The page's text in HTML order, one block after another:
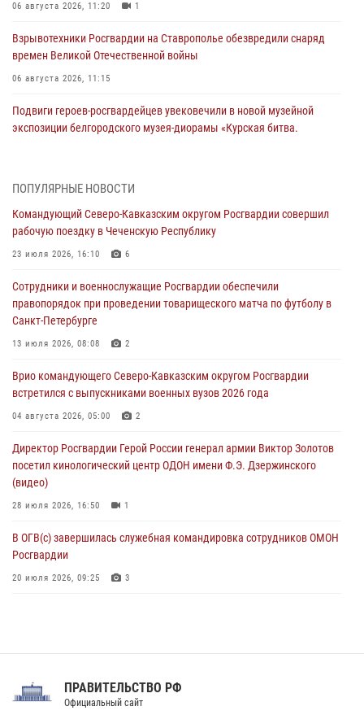
06 августа 2026, 11:20 1
Взрывотехники Росгвардии на Ставрополье обезвредили снаряд
времен Великой Отечественной войны
06 августа 2026, 11:15
Подвиги героев‑росгвардейцев увековечили в новой музейной
экспозиции белгородского музея‑диорамы «Курская битва.
матче в Москве обеспечила Росгвардия (видео)
06 августа 2026, 10:13
задержаны в Дагестане при силовой поддержке Росгвардии
06 августа 2026, 09:00
В Югре при силовой поддержке ОМОН Росгвардии задержаны
06 августа 2026, 08:56 2
Офицер СОБР Росгвардии выступил на окружном юнармейском
06 августа 2026, 08:27
ПОПУЛЯРНЫЕ НОВОСТИ
Командующий Северо-Кавказским округом Росгвардии совершил
рабочую поездку в Чеченскую Республику
23 июля 2026, 16:10 6
Сотрудники и военнослужащие Росгвардии обеспечили
правопорядок при проведении товарищеского матча по футболу в
Санкт-Петербурге
13 июля 2026, 08:08 2
Врио командующего Северо-Кавказским округом Росгвардии
встретился с выпускниками военных вузов 2026 года
04 августа 2026, 05:00 2
Директор Росгвардии Герой России генерал армии Виктор Золотов
посетил кинологический центр ОДОН имени Ф.Э. Дзержинского
(видео)
28 июля 2026, 16:50 1
В ОГВ(с) завершилась служебная командировка сотрудников ОМОН
Росгвардии
20 июля 2026, 09:25 3
Праздник «Один день с Росгвардией» к 105-летию Центрального
ПРАВИТЕЛЬСТВО РФ
Официальный сайт